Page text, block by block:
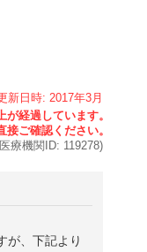
新日時: 2017年3月
療機関ID: 119278)
が、下記より